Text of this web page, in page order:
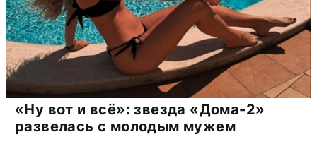
«Ну вот и всё»: звезда «Дома-2»
развелась с молодым мужем